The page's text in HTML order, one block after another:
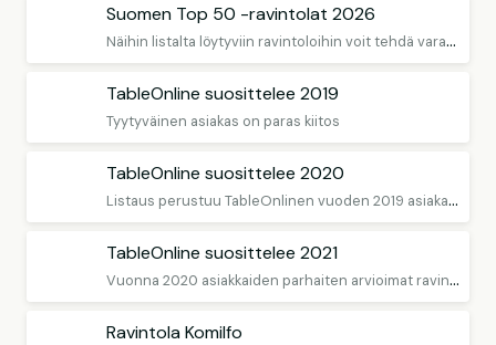
Suomen Top 50 -ravintolat 2026
N
äihin listalta löytyviin ravintoloihin voit tehdä varauksen TableOnlinen kautta
TableOnline suosittelee 2019
Tyytyväinen asiakas on paras kiitos
TableOnline suosittelee 2020
L
istaus perustuu TableOnlinen vuoden 2019 asiakasarvioihin
TableOnline suosittelee 2021
V
uonna 2020 asiakkaiden parhaiten arvioimat ravintolat
Ravintola Komilfo